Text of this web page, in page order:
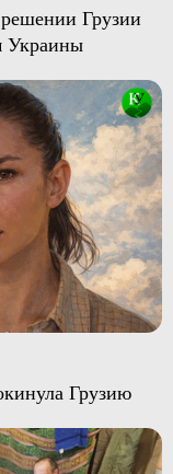
Грузии
Украины
Грузию